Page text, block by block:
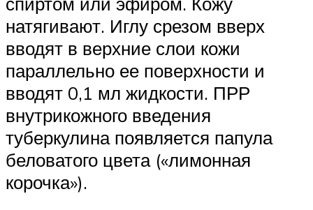
натягивают. Иглу срезом вверх
вводят в верхние слои кожи
параллельно ее поверхности и
вводят 0,1 мл жидкости. ПРР
внутрикожного введения
туберкулина появляется папула
беловатого цвета («лимонная
корочка»).